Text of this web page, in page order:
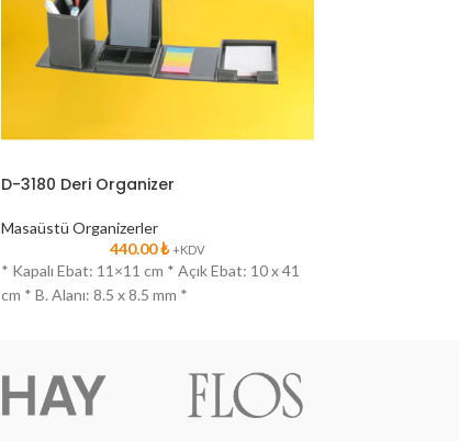
D-3180 Deri Organizer
Masaüstü Organizerler
440.00₺ +KDV
* Kapalı Ebat: 11×11 cm * Açık Ebat: 10 x 41
cm * B. Alanı: 8.5 x 8.5 mm *